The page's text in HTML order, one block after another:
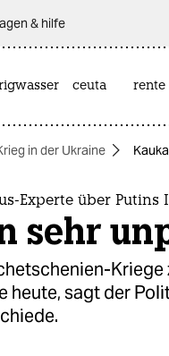
& hilfe
ceuta rente
in der Ukraine
Experte über Putins
sehr
Kriege
heute, sagt der